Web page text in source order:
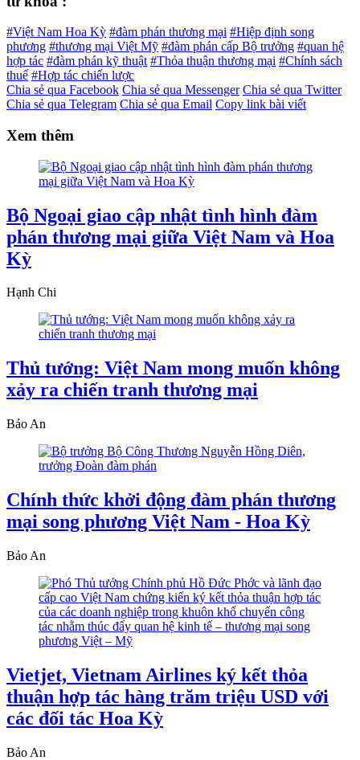
#Việt Nam Hoa Kỳ #đàm phán thương mại #Hiệp định song
phương #thương mại Việt Mỹ #đàm phán cấp Bộ trưởng #quan hệ
hợp tác #đàm phán kỹ thuật #Thỏa thuận thương mại #Chính sách
thuế #Hợp tác chiến lược
Chia sẻ qua Facebook Chia sẻ qua Messenger Chia sẻ qua Twitter
Chia sẻ qua Telegram Chia sẻ qua Email Copy link bài viết
Xem thêm
Bộ Ngoại giao cập nhật tình hình đàm
phán thương mại giữa Việt Nam và Hoa
Kỳ
Hạnh Chi
Thủ tướng: Việt Nam mong muốn không
xảy ra chiến tranh thương mại
Bảo An
Chính thức khởi động đàm phán thương
mại song phương Việt Nam - Hoa Kỳ
Bảo An
Vietjet, Vietnam Airlines ký kết thỏa
thuận hợp tác hàng trăm triệu USD với
các đối tác Hoa Kỳ
Bảo An